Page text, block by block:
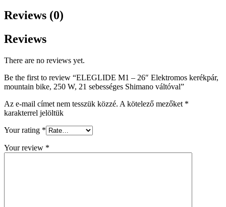
Reviews (0)
Reviews
There are no reviews yet.
Be the first to review “ELEGLIDE M1 – 26″ Elektromos kerékpár,
mountain bike, 250 W, 21 sebességes Shimano váltóval”
Az e-mail címet nem tesszük közzé. A kötelező mezőket *
karakterrel jelöltük
Your rating *
Your review *